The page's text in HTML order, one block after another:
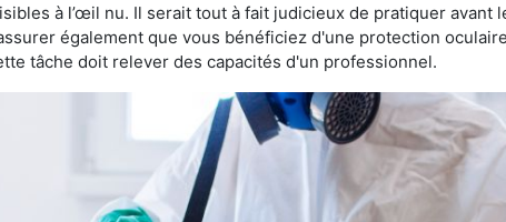
à l’œil nu. Il serait tout à fait judicieux de pratiquer avant
également que vous bénéficiez d'une protection
tâche doit relever des capacités d'un professionnel.